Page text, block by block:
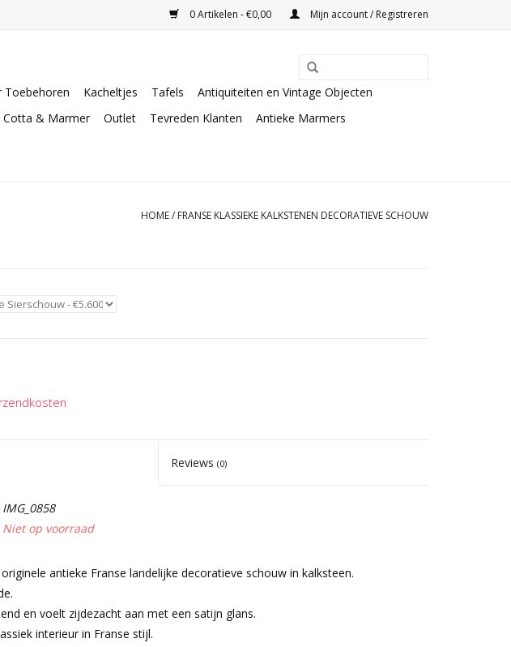
0 Artikelen - €0,00 Mijn account / Registreren
Toebehoren Kacheltjes Tafels
Antiquiteiten en Vintage Objecten
Cotta & Marmer Outlet Tevreden Klanten
Antieke Marmers
HOME/ FRANSE KLASSIEKE KALKSTENEN DECORATIEVE SCHOUW
Reviews(0)
IMG_0858
Niet op voorraad
antieke Franse landelijke decoratieve schouw in kalksteen.
en voelt zijdezacht aan met een satijn glans.
interieur in Franse stijl.